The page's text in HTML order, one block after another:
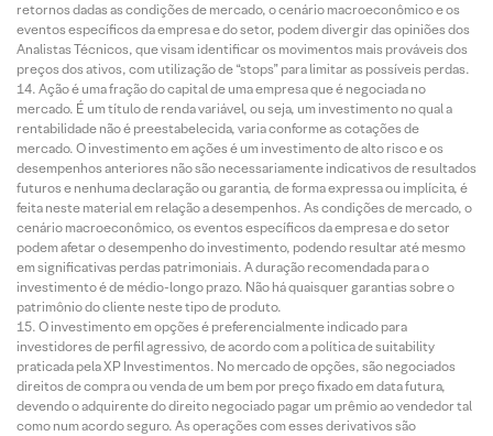
retornos dadas as condições de mercado, o cenário macroeconômico e os
eventos específicos da empresa e do setor, podem divergir das opiniões dos
Analistas Técnicos, que visam identificar os movimentos mais prováveis dos
preços dos ativos, com utilização de “stops” para limitar as possíveis perdas.
Ação é uma fração do capital de uma empresa que é negociada no
mercado. É um título de renda variável, ou seja, um investimento no qual a
rentabilidade não é preestabelecida, varia conforme as cotações de
mercado. O investimento em ações é um investimento de alto risco e os
desempenhos anteriores não são necessariamente indicativos de resultados
futuros e nenhuma declaração ou garantia, de forma expressa ou implícita, é
feita neste material em relação a desempenhos. As condições de mercado, o
cenário macroeconômico, os eventos específicos da empresa e do setor
podem afetar o desempenho do investimento, podendo resultar até mesmo
em significativas perdas patrimoniais. A duração recomendada para o
investimento é de médio-longo prazo. Não há quaisquer garantias sobre o
patrimônio do cliente neste tipo de produto.
O investimento em opções é preferencialmente indicado para
investidores de perfil agressivo, de acordo com a política de suitability
praticada pela XP Investimentos. No mercado de opções, são negociados
direitos de compra ou venda de um bem por preço fixado em data futura,
devendo o adquirente do direito negociado pagar um prêmio ao vendedor tal
como num acordo seguro. As operações com esses derivativos são